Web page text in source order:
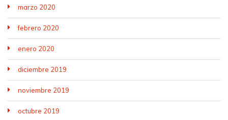
marzo 2020
febrero 2020
enero 2020
diciembre 2019
noviembre 2019
octubre 2019